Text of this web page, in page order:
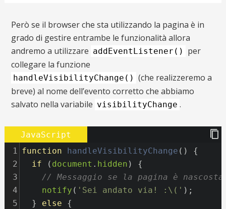
Però se il browser che sta utilizzando la pagina è in
grado di gestire entrambe le funzionalità allora
andremo a utilizzare addEventListener()
per
collegare la funzione
handleVisibilityChange() (che realizzeremo a
breve) al nome dell’evento corretto che abbiamo
salvato nella variabile visibilityChange .
JavaScript
1 function handleVisibilityChange () {
2
if ( document . hidden ) {
3
// Messaggio se la pagina è nascosta
4
notify ( 'Sei andato via! :\(' );
5
  }
else {